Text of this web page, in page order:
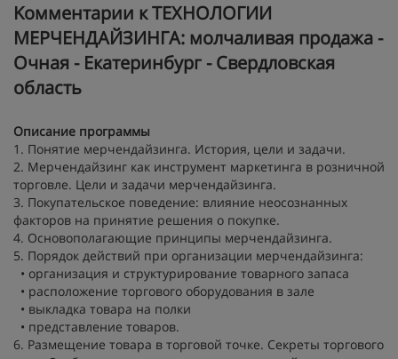
Kомментарии к ТЕХНОЛОГИИ
МЕРЧЕНДАЙЗИНГА: молчаливая продажа -
Очная - Екатеринбург - Свердловская
область
Описание программы
1. Понятие мерчендайзинга. История, цели и задачи.
2. Мерчендайзинг как инструмент маркетинга в розничной
торговле. Цели и задачи мерчендайзинга.
3. Покупательское поведение: влияние неосознанных
факторов на принятие решения о покупке.
4. Основополагающие принципы мерчендайзинга.
5. Порядок действий при организации мерчендайзинга:
• организация и структурирование товарного запаса
• расположение торгового оборудования в зале
• выкладка товара на полки
• представление товаров.
6. Размещение товара в торговой точке. Секреты торгового